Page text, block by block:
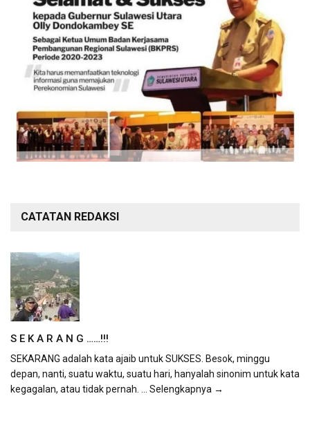
CATATAN REDAKSI
S E K A R A N G ……!!!
SEKARANG adalah kata ajaib untuk SUKSES. Besok, minggu
depan, nanti, suatu waktu, suatu hari, hanyalah sinonim untuk kata
kegagalan, atau tidak pernah. ... Selengkapnya →